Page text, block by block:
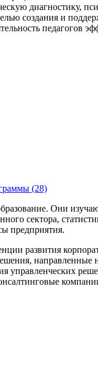
диагностику,
создания и
педагогов
(28)
Они
сектора,
предприятия.
развития
направленные
управленческих